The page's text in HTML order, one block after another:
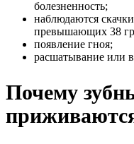
болезненность;
наблюдаются
превышающих 38
появление гноя;
расшатывание или
Почему